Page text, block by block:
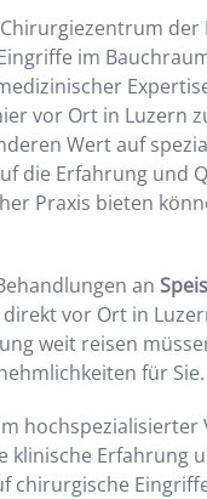
der
im
vor Ort in Luzern
Wert auf
die Erfahrung und
Praxis bieten
an
direkt vor Ort in
weit reisen
für Sie.
klinische Erfahrung
chirurgische